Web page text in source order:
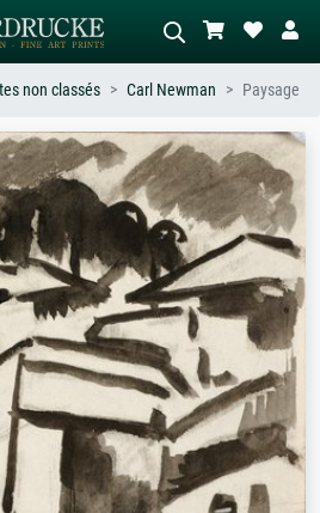
Recherche d'images IA
–
Décrivez la scène – ex. prairie verte,
abstrait avec beaucoup de rouge,
tableau sombre, nu debout près d'un
arbre.
non classés Carl Newman Paysage